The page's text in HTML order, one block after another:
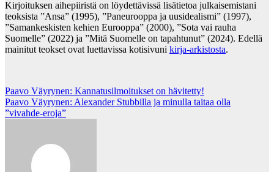
Kirjoituksen aihepiiristä on löydettävissä lisätietoa julkaisemistani
teoksista ”Ansa” (1995), ”Paneurooppa ja uusidealismi” (1997),
”Samankeskisten kehien Eurooppa” (2000), ”Sota vai rauha
Suomelle” (2022) ja ”Mitä Suomelle on tapahtunut” (2024). Edellä
mainitut teokset ovat luettavissa kotisivuni kirja-arkistosta.
Post
navigation
Paavo Väyrynen: Kannatusilmoitukset on hävitetty!
Paavo Väyrynen: Alexander Stubbilla ja minulla taitaa olla
”vivahde-eroja”